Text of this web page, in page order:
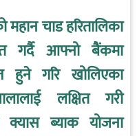
चाड हरितालिका
गर्दै आफ्नो बैंकमा
हुने गरि खोलिएका
लक्षित गरी
ब्याक योजना